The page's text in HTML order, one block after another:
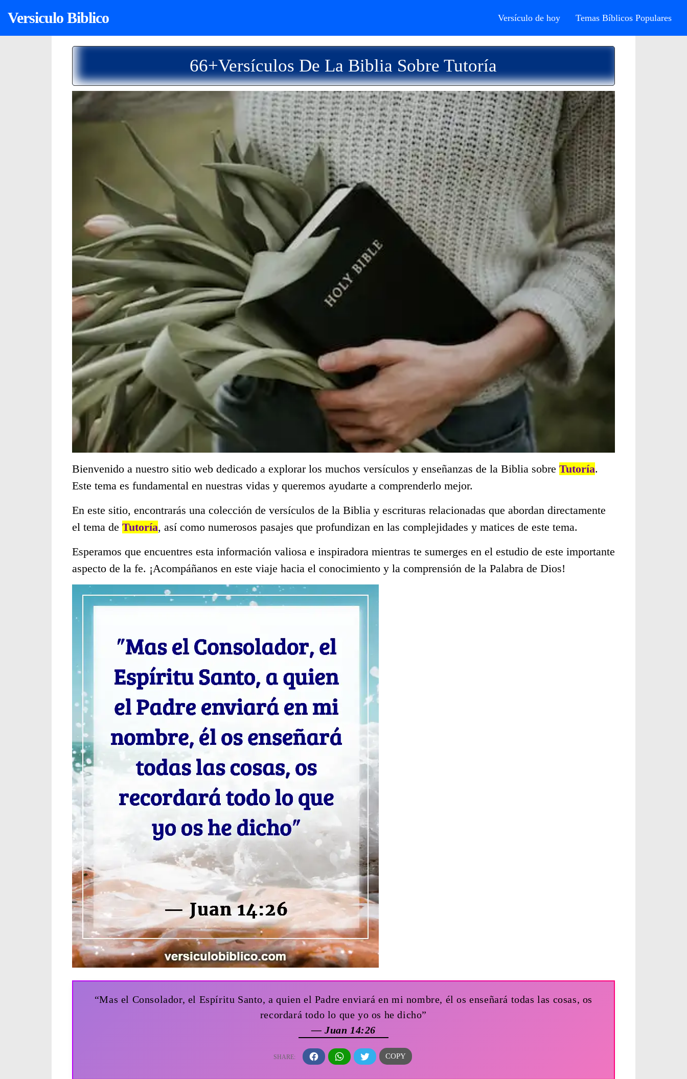
Versiculo Biblico Versículo de hoy Temas Bíblicos Populares
66+Versículos De La Biblia Sobre Tutoría
Bienvenido a nuestro sitio web dedicado a explorar los muchos versículos y enseñanzas de la Biblia sobre Tutoría.
Este tema es fundamental en nuestras vidas y queremos ayudarte a comprenderlo mejor.
En este sitio, encontrarás una colección de versículos de la Biblia y escrituras relacionadas que abordan directamente
el tema de Tutoría, así como numerosos pasajes que profundizan en las complejidades y matices de este tema.
Esperamos que encuentres esta información valiosa e inspiradora mientras te sumerges en el estudio de este importante
aspecto de la fe. ¡Acompáñanos en este viaje hacia el conocimiento y la comprensión de la Palabra de Dios!
“Mas el Consolador, el Espíritu Santo, a quien el Padre enviará en mi nombre, él os enseñará todas las cosas, os
recordará todo lo que yo os he dicho”
— Juan 14:26